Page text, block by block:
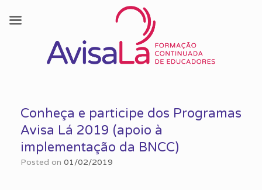
contentConheça e participe dos Programas
Avisa Lá 2019 (apoio à
implementação da BNCC)
Posted on 01/02/2019